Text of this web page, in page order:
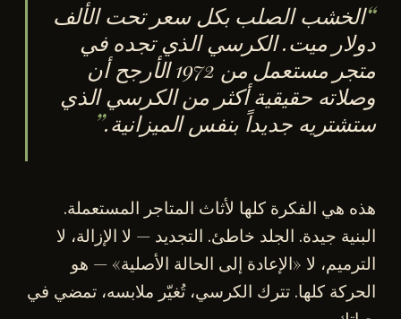
الخشب الصلب بكل سعر تحت الألف
دولار ميت. الكرسي الذي تجده في
متجر مستعمل من 1972 الأرجح أن
وصلاته حقيقية أكثر من الكرسي الذي
ستشتريه جديداً بنفس الميزانية.
هذه هي الفكرة كلها لأثاث المتاجر المستعملة.
البنية جيدة. الجلد خاطئ. التجديد — لا الإزالة، لا
الترميم، لا «الإعادة إلى الحالة الأصلية» — هو
الحركة كلها. تترك الكرسي، تُغيّر ملابسه، تمضي في